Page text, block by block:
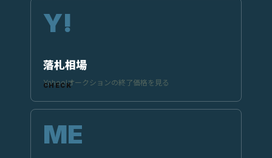
落札相場
Yahoo!オークションの終了価格を見る